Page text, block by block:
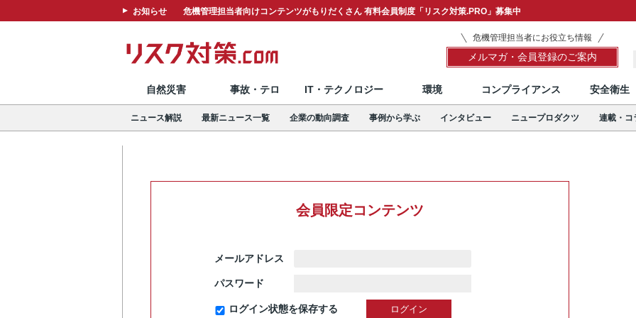
お知らせ 危機管理担当者向けコンテンツがもりだくさん 有料会員制度「リスク対策.PRO」募集中
危機管理担当者にお役立ち情報
メルマガ・会員登録のご案内
自然災害 事故・テロ IT・テクノロジー 環境 コンプライアンス 安全衛生
ニュース解説 最新ニュース一覧 企業の動向調査 事例から学ぶ インタビュー ニュープロダクツ 連載・コ
会員限定コンテンツ
メールアドレス
パスワード
ログイン状態を保存する